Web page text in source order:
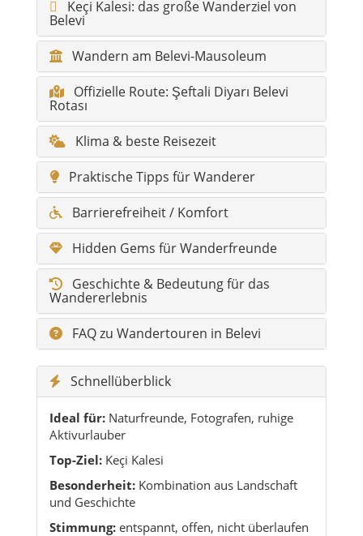
Keçi Kalesi: das große Wanderziel von
Belevi
Wandern am Belevi-Mausoleum
Offizielle Route: Şeftali Diyarı Belevi
Rotası
Klima & beste Reisezeit
Praktische Tipps für Wanderer
Barrierefreiheit / Komfort
Hidden Gems für Wanderfreunde
Geschichte & Bedeutung für das
Wandererlebnis
FAQ zu Wandertouren in Belevi
Schnellüberblick
Ideal für: Naturfreunde, Fotografen, ruhige
Aktivurlauber
Top-Ziel: Keçi Kalesi
Besonderheit: Kombination aus Landschaft
und Geschichte
Stimmung: entspannt, offen, nicht überlaufen